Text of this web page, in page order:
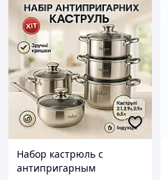
Набор кастрюль с
антипригарным